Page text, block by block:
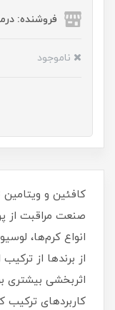
فروشنده:
ناموجود
صنعت مراقبت از
انواع کرم‌ها،
از برندها از
اثربخشی بیشتری